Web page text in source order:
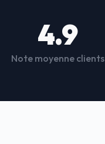
4.9
Note moyenne clients